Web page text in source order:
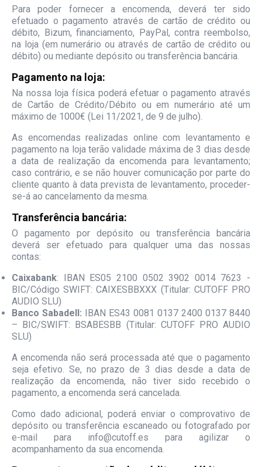
Para poder fornecer a encomenda, deverá ter sido
efetuado o pagamento através de cartão de crédito ou
débito, Bizum, financiamento, PayPal, contra reembolso,
na loja (em numerário ou através de cartão de crédito ou
débito) ou mediante depósito ou transferência bancária.
Pagamento na loja:
Na nossa loja física poderá efetuar o pagamento através
de Cartão de Crédito/Débito ou em numerário até um
máximo de 1000€ (Lei 11/2021, de 9 de julho).
As encomendas realizadas online com levantamento e
pagamento na loja terão validade máxima de 3 dias desde
a data de realização da encomenda para levantamento;
caso contrário, e se não houver comunicação por parte do
cliente quanto à data prevista de levantamento, proceder-
se-á ao cancelamento da mesma.
Transferência bancária:
O pagamento por depósito ou transferência bancária
deverá ser efetuado para qualquer uma das nossas
contas:
Caixabank: IBAN ES05 2100 0502 3902 0014 7623 -
BIC/Código SWIFT: CAIXESBBXXX (Titular: CUTOFF PRO
AUDIO SLU)
Banco Sabadell: IBAN ES43 0081 0137 2400 0137 8440
– BIC/SWIFT: BSABESBB (Titular: CUTOFF PRO AUDIO
SLU)
A encomenda não será processada até que o pagamento
seja efetivo. Se, no prazo de 3 dias desde a data de
realização da encomenda, não tiver sido recebido o
pagamento, a encomenda será cancelada.
Como dado adicional, poderá enviar o comprovativo de
depósito ou transferência escaneado ou fotografado por
e-mail para info@cutoff.es para agilizar o
acompanhamento da sua encomenda.